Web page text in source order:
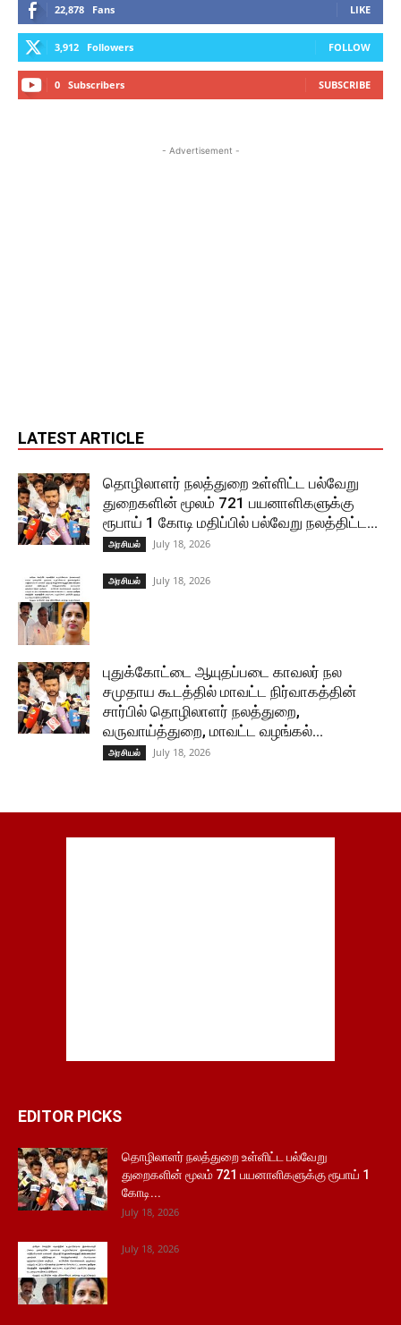
22,878 Fans LIKE
3,912 Followers FOLLOW
0 Subscribers SUBSCRIBE
- Advertisement -
LATEST ARTICLE
தொழிலாளர் நலத்துறை உள்ளிட்ட பல்வேறு
துறைகளின் மூலம் 721 பயனாளிகளுக்கு
ரூபாய் 1 கோடி மதிப்பில் பல்வேறு நலத்திட்ட...
அரசியல் July 18, 2026
அரசியல் July 18, 2026
புதுக்கோட்டை ஆயுதப்படை காவலர் நல
சமுதாய கூடத்தில் மாவட்ட நிர்வாகத்தின்
சார்பில் தொழிலாளர் நலத்துறை,
வருவாய்த்துறை, மாவட்ட வழங்கல்...
அரசியல் July 18, 2026
EDITOR PICKS
தொழிலாளர் நலத்துறை உள்ளிட்ட பல்வேறு
துறைகளின் மூலம் 721 பயனாளிகளுக்கு ரூபாய் 1
கோடி...
July 18, 2026
July 18, 2026